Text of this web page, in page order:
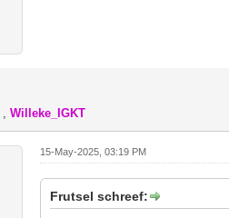
,Willeke_IGKT
15-May-2025, 03:19 PM
Frutsel schreef: